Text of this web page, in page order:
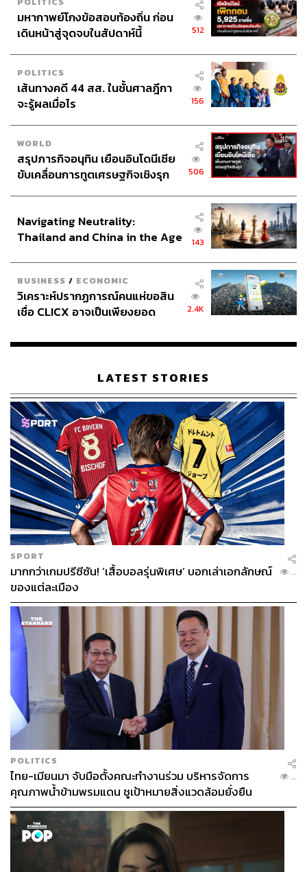
มหากาพย์โกงข้อสอบท้องถิ่น ก่อน
เดินหน้าสู่จุดจบในสัปดาห์นี้
512
POLITICS
เส้นทางคดี 44 สส. ในชั้นศาลฎีกา
จะรู้ผลเมื่อไร
156
WORLD
สรุปภารกิจอนุทิน เยือนอินโดนีเซีย
ขับเคลื่อนการทูตเศรษฐกิจเชิงรุก
506
Navigating Neutrality:
Thailand and China in the Age
143
BUSINESS / ECONOMIC
วิเคราะห์ปรากฏการณ์คนแห่ขอสิน
เชื่อ CLICX อาจเป็นเพียงยอด
เรือนไทยที่ถูกซุกไว้
2.4K
LATEST STORIES
SPORT
มากกว่าเกมปรีซีซัน! ‘เสื้อบอลรุ่นพิเศษ’ บอกเล่าเอกลักษณ์
ของแต่ละเมือง
...
POLITICS
ไทย-เมียนมา จับมือตั้งคณะทำงานร่วม บริหารจัดการ
คุณภาพน้ำข้ามพรมแดน ชูเป้าหมายสิ่งแวดล้อมยั่งยืน
...